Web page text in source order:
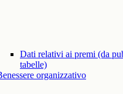
Dati relativi ai premi (da
tabelle)
organizzativo